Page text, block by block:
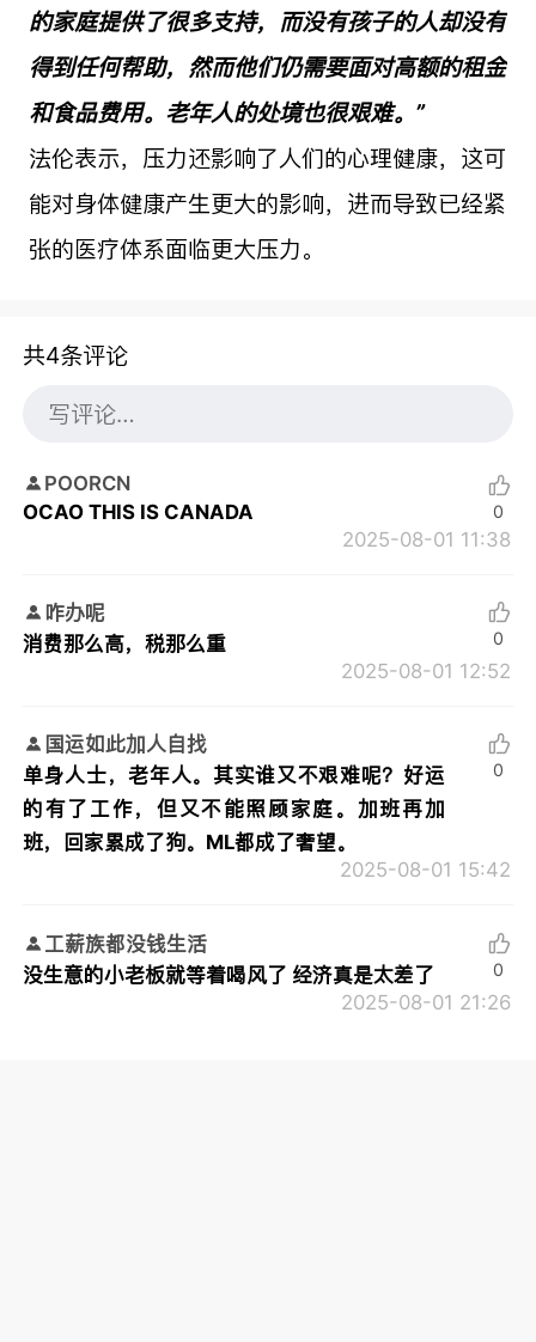
的家庭提供了很多支持，而没有孩子的人却没有
得到任何帮助，然而他们仍需要面对高额的租金
和食品费用。老年人的处境也很艰难。”
法伦表示，压力还影响了人们的心理健康，这可
能对身体健康产生更大的影响，进而导致已经紧
张的医疗体系面临更大压力。
共4条评论
POORCN
OCAO THIS IS CANADA
2025-08-01 11:38
0
咋办呢
消费那么高，税那么重
2025-08-01 12:52
0
国运如此加人自找
单身人士，老年人。其实谁又不艰难呢？好运
的有了工作，但又不能照顾家庭。加班再加
班，回家累成了狗。ML都成了奢望。
2025-08-01 15:42
0
工薪族都没钱生活
没生意的小老板就等着喝风了 经济真是太差了
2025-08-01 21:26
0